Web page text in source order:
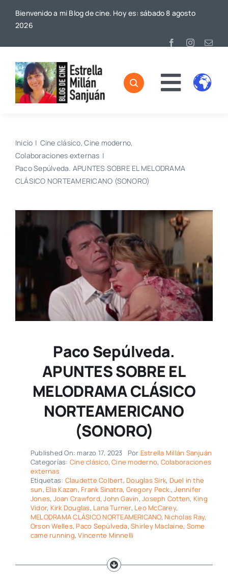
Bienvenido a mi Blog de cine. Hoy es: sábado 8 agosto
2026
Contacto
Inicio Cine clásico Cine moderno
Colaboraciones externas
Paco Sepúlveda. APUNTES SOBRE EL MELODRAMA
CLÁSICO NORTEAMERICANO (SONORO)
Paco Sepúlveda.
APUNTES SOBRE EL
MELODRAMA CLÁSICO
NORTEAMERICANO
(SONORO)
Published On: marzo 17, 2023 Por Estrella Millán Sanjuán
Categorías: Cine clásico,Cine moderno, Colaboraciones
externas
Etiquetas: Claudette Colbert, Douglas Sirk, Duel in the
sun, Elia Kazan, Frank Sinatra, Gregory Peck.,Jennifer
Jones, Joan Crawford,John Gavin,Joseph Cotten, King
Vidor, Kirk Douglas, Lana Turner, Leo McCarey,
MELODRAMA CLÁSICO NORTEAMERICANO, Nicholas Ray,
Orson Welles, Paco Sepúlveda,Shirley Maclaine, Some
came running,Vincente Minnelli